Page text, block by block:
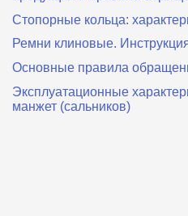
Стопорные кольца:
Ремни клиновые.
Основные правила
Эксплуатационные
манжет (сальников)